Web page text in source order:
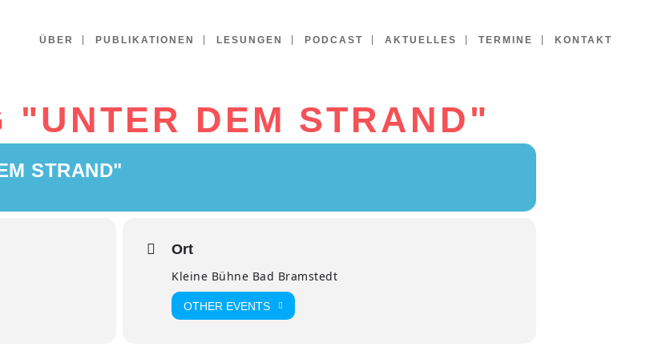
ÜBER PUBLIKATIONEN LESUNGEN PODCAST AKTUELLES TERMINE KONTAKT
"UNTER DEM STRAND"
STRAND"
Ort
Kleine Bühne Bad Bramstedt
OTHER EVENTS